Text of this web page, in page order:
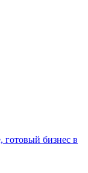
готовый бизнес в